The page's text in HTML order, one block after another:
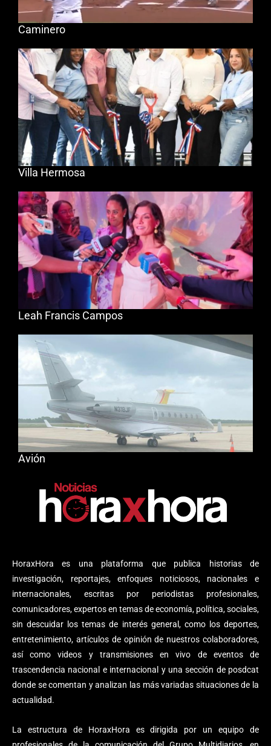
HoraxHora es una plataforma que publica historias de
investigación, reportajes, enfoques noticiosos, nacionales e
internacionales, escritas por periodistas profesionales,
comunicadores, expertos en temas de economía, política, sociales,
sin descuidar los temas de interés general, como los deportes,
entretenimiento, artículos de opinión de nuestros colaboradores,
así como videos y transmisiones en vivo de eventos de
trascendencia nacional e internacional y una sección de posdcat
donde se comentan y analizan las más variadas situaciones de la
actualidad.
La estructura de HoraxHora es dirigida por un equipo de
Caminero
Villa Hermosa
Leah Francis Campos
Avión